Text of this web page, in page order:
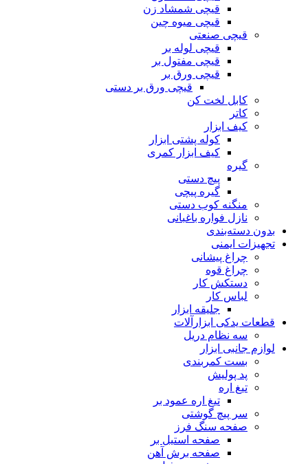
قیچی شمشاد زن
قیچی میوه چین
قیچی صنعتی
قیچی لوله بر
قیچی مفتول بر
قیچی ورق بر
قیچی ورق بر دستی
کابل لخت کن
کاتر
کیف ابزار
کوله پشتی ابزار
کیف ابزار کمری
گیره
پیچ دستی
گیره پیچی
منگنه کوب دستی
نازل فواره باغبانی
بدون دسته‌بندی
تجهیزات ایمنی
چراغ پیشانی
چراغ قوه
دستکش کار
لباس کار
جلیقه ابزار
قطعات یدکی ابزارآلات
سه نظام دریل
لوازم جانبی ابزار
بست کمربندی
پد پولیش
تیغ اره
تیغ اره عمود بر
سر پیچ گوشتی
صفحه سنگ فرز
صفحه استیل بر
صفحه برش آهن